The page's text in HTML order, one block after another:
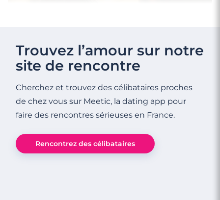
Trouvez l’amour sur notre
site de rencontre
Cherchez et trouvez des célibataires proches
de chez vous sur Meetic, la dating app pour
faire des rencontres sérieuses en France.
Rencontrez des célibataires